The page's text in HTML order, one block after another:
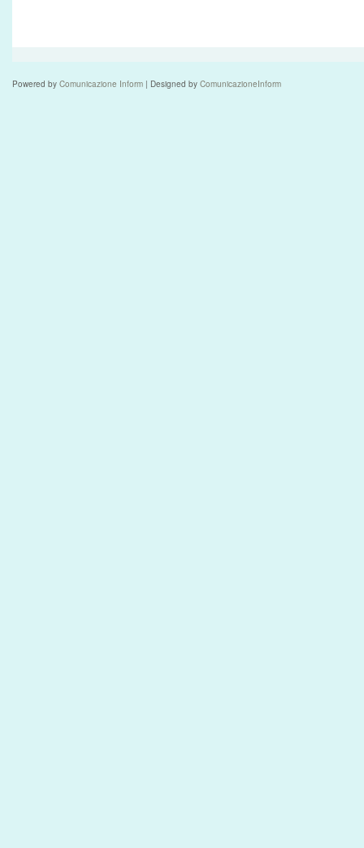
Powered by Comunicazione Inform | Designed by ComunicazioneInform